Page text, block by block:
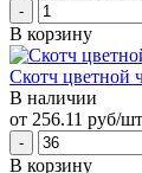
В корзину
Скотч цветной
В наличии
от 256.11 руб/
В корзину